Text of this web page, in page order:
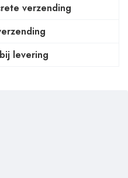
verzending
levering